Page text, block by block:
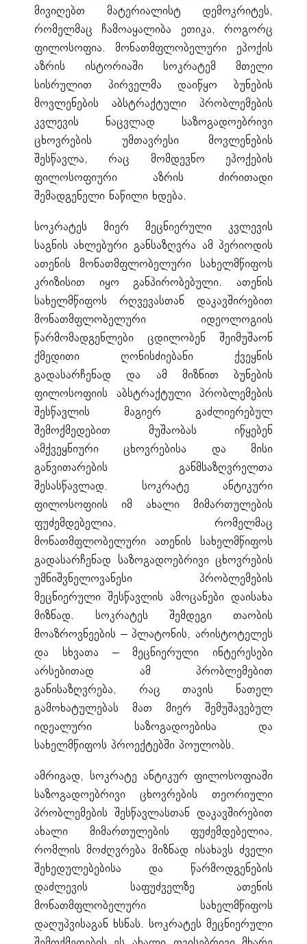
მივიღებთ მატერიალისტ დემოკრიტეს,
რომელმაც ჩამოაყალიბა ეთიკა, როგორც
ფილოსოფია. მონათმფლობელური ეპოქის
აზრის ისტორიაში სოკრატემ მთელი
სისრულით პირველმა დაიწყო ბუნების
მოვლენების აბსტრაქტული პრობლემების
კვლევის ნაცვლად საზოგადოებრივი
ცხოვრების უმთავრესი მოვლენების
შესწავლა, რაც მომდევნო ეპოქების
ფილოსოფიური აზრის ძირითადი
შემადგენელი ნაწილი ხდება.
სოკრატეს მიერ მეცნიერული კვლევის
საგნის ახლებური განსაზღვრა ამ პერიოდის
ათენის მონათმფლობელური სახელმწიფოს
კრიზისით იყო განპირობებული. ათენის
სახელმწიფოს რღვევასთან დაკავშირებით
მონათმფლობელური იდეოლოგიის
წარმომადგენლები ცდილობენ შეიმუშაონ
ქმედითი ღონისძიებანი ქვეყნის
გადასარჩენად და ამ მიზნით ბუნების
ფილოსოფიის აბსტრაქტული პრობლემების
შესწავლის მაგიერ გაძლიერებულ
შემოქმედებით მუშაობას იწყებენ
ამქვეყნიური ცხოვრებისა და მისი
განვითარების განმსაზღვრელთა
შესასწავლად. სოკრატე ანტიკური
ფილოსოფიის იმ ახალი მიმართულების
ფუძემდებელია, რომელმაც
მონათმფლობელური ათენის სახელმწიფოს
გადასარჩენად საზოგადოებრივი ცხოვრების
უმნიშვნელოვანესი პრობლემების
მეცნიერული შესწავლის ამოცანები დაისახა
მიზნად. სოკრატეს შემდეგი თაობის
მოაზროვნეების – პლატონის, არისტოტელეს
და სხვათა – მეცნიერული ინტერესები
არსებითად ამ პრობლემებით
განისაზღვრება, რაც თავის ნათელ
გამოხატულებას მათ მიერ შემუშავებულ
იდეალური საზოგადოებისა და
სახელმწიფოს პროექტებში პოულობს.
ამრიგად, სოკრატე ანტიკურ ფილოსოფიაში
საზოგადოებრივი ცხოვრების თეორიული
პრობლემების შესწავლასთან დაკავშირებით
ახალი მიმართულების ფუძემდებელია,
რომლის მოძღვრება მიზნად ისახავს ძველი
შეხედულებებისა და წარმოდგენების
დაძლევის საფუძველზე ათენის
მონათმფლობელური სახელმწიფოს
დაღუპვისაგან ხსნას. სოკრატეს მეცნიერული